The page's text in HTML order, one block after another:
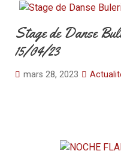
Stage de Danse
15/04/23
mars 28, 2023